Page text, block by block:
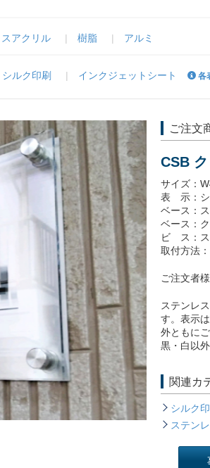
アクリル 樹脂 アルミ
シルク印刷 インクジェットシート 各
ご注文
CSB
サイズ：
表 示：シ
ベース：
ベース：
ビ ス：ス
取付方法
ご注文者
ステンレ
す。表示
外ともに
黒・白以
関連カ
シルク
ステン